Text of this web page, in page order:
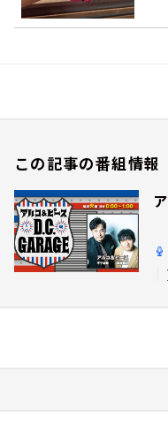
この記事の番組情報